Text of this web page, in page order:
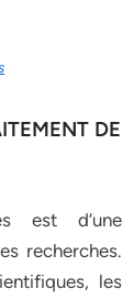
DE
est d’une
recherches.
les